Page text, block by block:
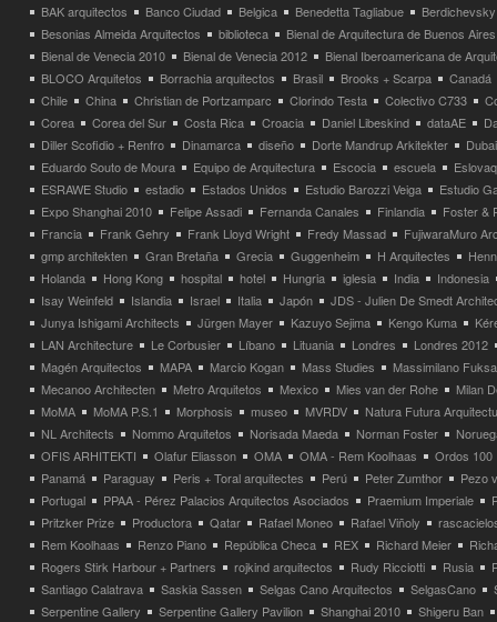
BAK arquitectos
Banco Ciudad Belgica Benedetta Tagliabue
Besonias Almeida Arquitectos
biblioteca
Bienal de Arquitectura de Buenos Aires
Bienal de Venecia 2010
Bienal de Venecia 2012
Bienal Iberoamericana de
BLOCO Arquitetos
Borrachia arquitectos Brasil Brooks + Scarpa
Canadá
Chile
China Christian de Portzamparc Clorindo Testa Colectivo C733
Corea
Corea del Sur Costa Rica Croacia Daniel Libeskind dataAE
Diller Scofidio + Renfro
Dinamarca diseño Dorte Mandrup Arkitekter
Dubai
Eduardo Souto de Moura
Equipo de Arquitectura Escocia escuela
ESRAWE Studio
estadio Estados Unidos Estudio Barozzi Veiga
Estudio
Expo Shanghai 2010
Felipe Assadi Fernanda Canales Finlandia
Foster &
Francia
Frank Gehry Frank Lloyd Wright Fredy Massad
FujiwaraMuro
gmp architekten
Gran Bretaña Grecia Guggenheim H Arquitectes
Holanda
Hong Kong hospital hotel Hungria iglesia India
Indonesia
Isay Weinfeld
Islandia Israel Italia Japón
JDS - Julien De Smedt
Junya Ishigami Architects
Jürgen Mayer Kazuyo Sejima Kengo Kuma
LAN Architecture
Le Corbusier Líbano Lituania Londres
Londres 2012
Magén Arquitectos
MAPA Marcio Kogan Mass Studies
Massimilano
Mecanoo Architecten
Metro Arquitetos Mexico Mies van der Rohe
Milan
MoMA
MoMA P.S.1 Morphosis museo MVRDV
Natura Futura
NL Architects
Nommo Arquitetos Norisada Maeda Norman Foster
OFIS ARHITEKTI
Olafur Eliasson OMA OMA - Rem Koolhaas
Ordos 100
Panamá
Paraguay Peris + Toral arquitectes Perú Peter Zumthor
Pezo
Portugal
PPAA - Pérez Palacios Arquitectos Asociados Praemium Imperiale
Pritzker Prize
Productora Qatar Rafael Moneo Rafael Viñoly
Rem Koolhaas
Renzo Piano República Checa REX Richard Meier
Rogers Stirk Harbour + Partners
rojkind arquitectos Rudy Ricciotti Rusia
Santiago Calatrava
Saskia Sassen Selgas Cano Arquitectos SelgasCano
Serpentine Gallery
Serpentine Gallery Pavilion Shanghai 2010
Shigeru Ban